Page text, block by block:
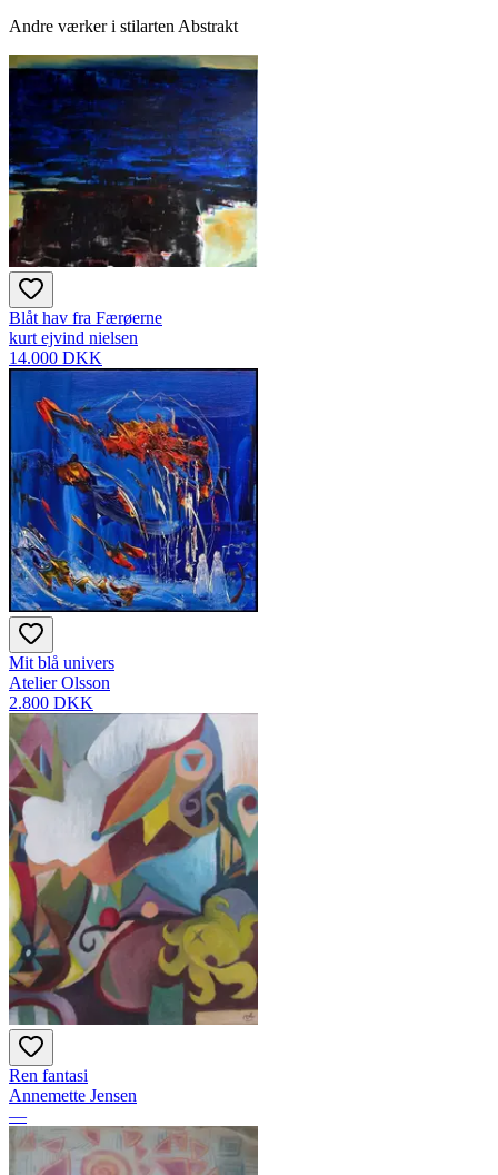
Andre værker i stilarten Abstrakt
Blåt hav fra Færøerne
kurt ejvind nielsen
14.000 DKK
Mit blå univers
Atelier Olsson
2.800 DKK
Ren fantasi
Annemette Jensen
—